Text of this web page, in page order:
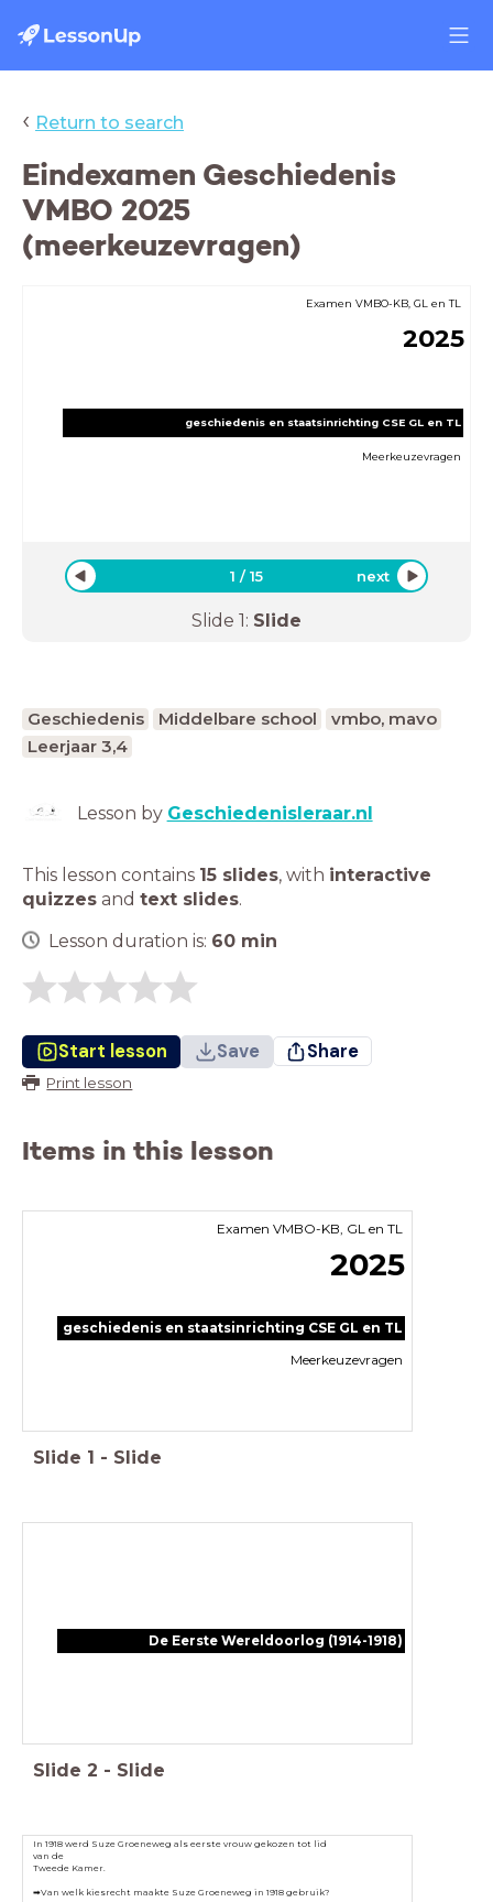
‹ Return to search
Eindexamen Geschiedenis
VMBO 2025
(meerkeuzevragen)
Examen VMBO-KB, GL en TL
2025
geschiedenis en staatsinrichting CSE GL en TL
Meerkeuzevragen
1 /15 next
Slide 1: Slide
Geschiedenis Middelbare school
vmbo, mavo
Leerjaar 3,4
Lesson by Geschiedenisleraar.nl
This lesson contains 15 slides, with interactive
quizzes and text slides.
Lesson duration is: 60 min
Start lesson Save Share
Print lesson
Items in this lesson
Examen VMBO-KB, GL en TL
2025
geschiedenis en staatsinrichting CSE GL en TL
Meerkeuzevragen
Slide 1 - Slide
De Eerste Wereldoorlog (1914-1918)
Slide 2 - Slide
In 1918 werd Suze Groeneweg als eerste vrouw gekozen tot lid
van de
Tweede Kamer.
➡Van welk kiesrecht maakte Suze Groeneweg in 1918 gebruik?